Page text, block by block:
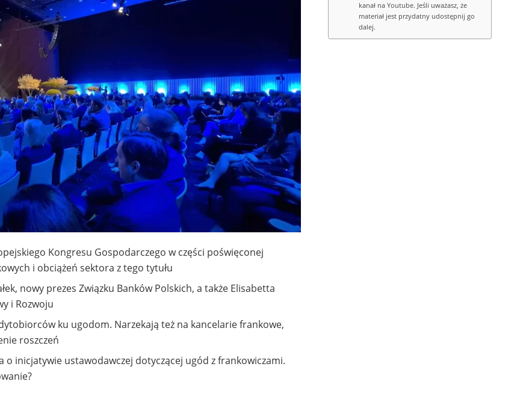
Kongresu Gospodarczego w części poświęconej
i obciążeń sektora z tego tytułu
nowy prezes Związku Banków Polskich, a także Elisabetta
i Rozwoju
ku ugodom. Narzekają też na kancelarie frankowe,
roszczeń
o inicjatywie ustawodawczej dotyczącej ugód z frankowiczami.
kanał na Youtube. Jeśli uważasz, że
materiał jest przydatny udostępnij go
dalej.